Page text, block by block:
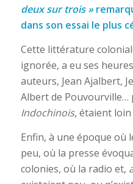
deux sur trois »
dans son essai le plus
Cette littérature
ignorée, a eu ses
auteurs, Jean Ajalbert,
Albert de Pouvourville…
Indochinois, étaient loin
Enfin, à une époque où
peu, où la presse
colonies, où la radio et,